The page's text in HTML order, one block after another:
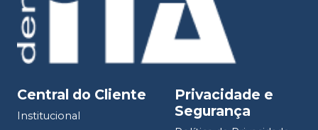
Central do Cliente
Institucional
Privacidade e
Segurança